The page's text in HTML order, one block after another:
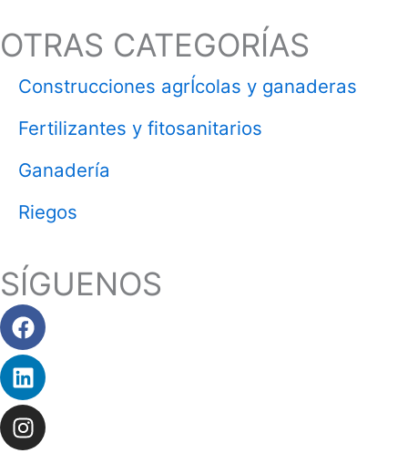
OTRAS CATEGORÍAS
Construcciones agrÍcolas y ganaderas
Fertilizantes y fitosanitarios
Ganadería
Riegos
SÍGUENOS
Facebook
Linkedin
Instagram